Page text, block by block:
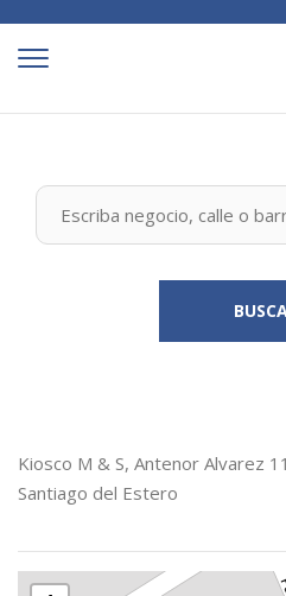
Kiosco M & S, Antenor Alvarez
Santiago del Estero